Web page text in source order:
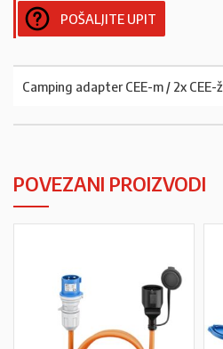
POŠALJITE UPIT
Camping adapter CEE-m / 2x CEE-ž
POVEZANI PROIZVODI